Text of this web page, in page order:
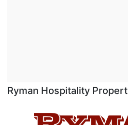
Ryman Hospitality